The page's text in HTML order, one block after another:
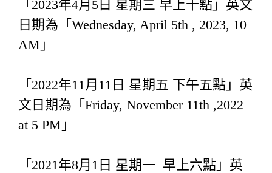
「2023年4月5日 星期三 早上十點」英文
日期為「Wednesday, April 5th , 2023, 10
AM」
「2022年11月11日 星期五 下午五點」英
文日期為「Friday, November 11th ,2022
at 5 PM」
「2021年8月1日 星期一 早上六點」英